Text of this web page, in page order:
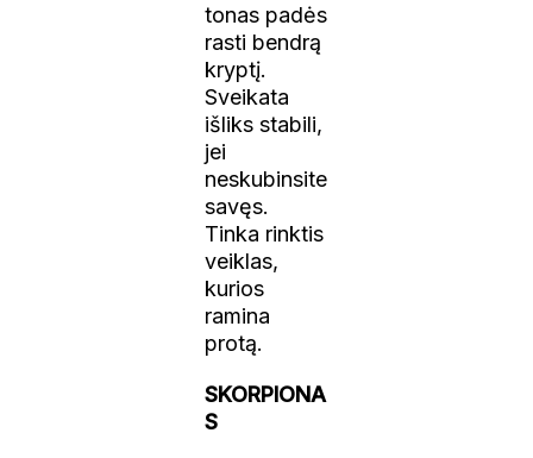
tonas padės
rasti bendrą
kryptį.
Sveikata
išliks stabili,
jei
neskubinsite
savęs.
Tinka rinktis
veiklas,
kurios
ramina
protą.
SKORPIONA
S